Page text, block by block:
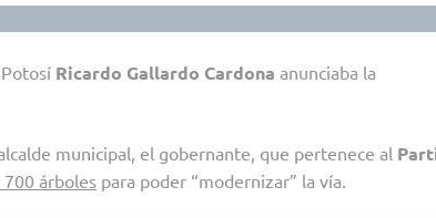
Ricardo Gallardo Cardona anunciaba la
municipal, el gobernante, que pertenece al
árboles para poder “modernizar” la vía.